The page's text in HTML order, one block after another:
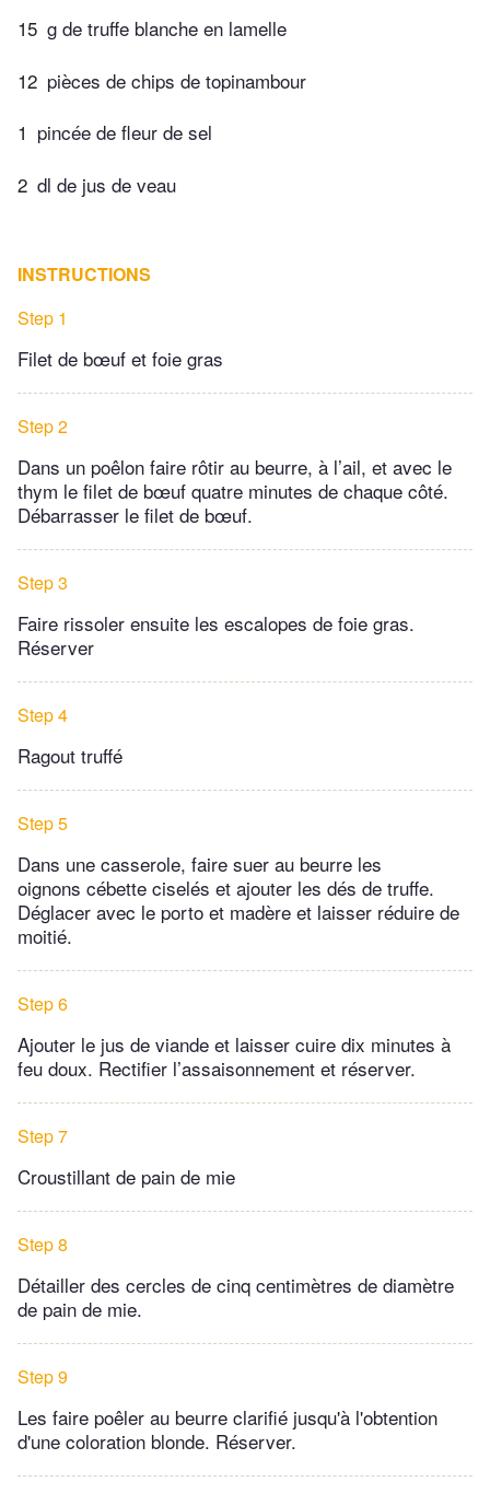
15 g de truffe blanche en lamelle
12 pièces de chips de topinambour
1 pincée de fleur de sel
2 dl de jus de veau
INSTRUCTIONS
Step 1
Filet de bœuf et foie gras
Step 2
Dans un poêlon faire rôtir au beurre, à l’ail, et avec le
thym le filet de bœuf quatre minutes de chaque côté.
Débarrasser le filet de bœuf.
Step 3
Faire rissoler ensuite les escalopes de foie gras.
Réserver
Step 4
Ragout truffé
Step 5
Dans une casserole, faire suer au beurre les
oignons cébette ciselés et ajouter les dés de truffe.
Déglacer avec le porto et madère et laisser réduire de
moitié.
Step 6
Ajouter le jus de viande et laisser cuire dix minutes à
feu doux. Rectifier l’assaisonnement et réserver.
Step 7
Croustillant de pain de mie
Step 8
Détailler des cercles de cinq centimètres de diamètre
de pain de mie.
Step 9
Les faire poêler au beurre clarifié jusqu'à l'obtention
d'une coloration blonde. Réserver.